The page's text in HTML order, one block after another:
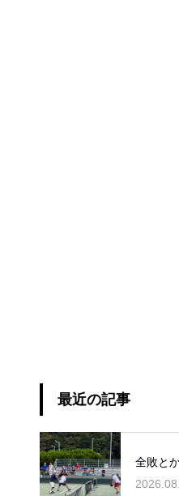
最近の記事
全敗と